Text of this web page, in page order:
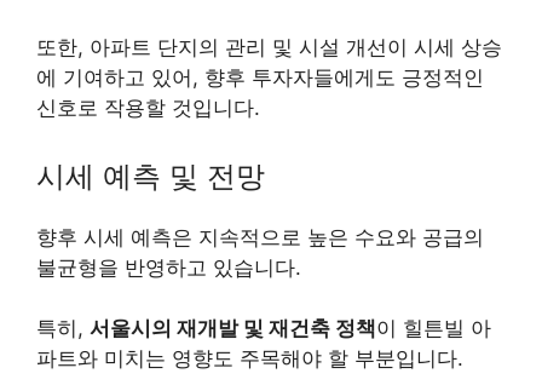
또한, 아파트 단지의 관리 및 시설 개선이 시세 상승
에 기여하고 있어, 향후 투자자들에게도 긍정적인
신호로 작용할 것입니다.
시세 예측 및 전망
향후 시세 예측은 지속적으로 높은 수요와 공급의
불균형을 반영하고 있습니다.
특히, 서울시의 재개발 및 재건축 정책이 힐튼빌 아
파트와 미치는 영향도 주목해야 할 부분입니다.